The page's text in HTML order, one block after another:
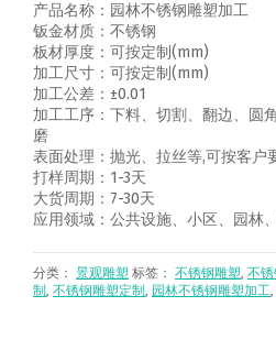
产品名称：园林不锈钢雕塑加工
钣金材质：不锈钢
板材厚度：可按定制(mm)
加工尺寸：可按定制(mm)
加工公差：±0.01
加工工序：下料、切割、翻边、圆
磨
表面处理：抛光、拉丝等,可按客户
打样周期：1-3天
大货周期：7-30天
应用领域：公共设施、小区、园林
分类： 景观雕塑 标签： 不锈钢雕塑, 不
制 , 不锈钢雕塑定制 , 园林不锈钢雕塑加工,